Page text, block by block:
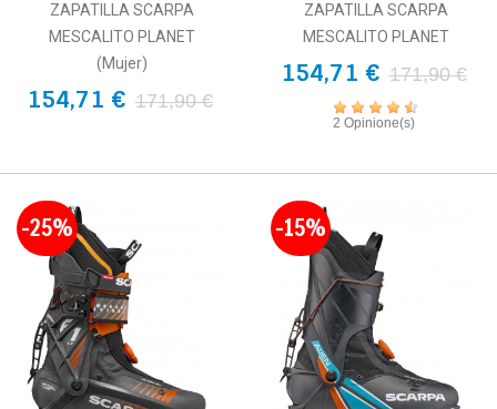
ZAPATILLA SCARPA
MESCALITO PLANET
(Mujer)
154,71 € 171,90 €
ZAPATILLA SCARPA
MESCALITO PLANET
154,71 € 171,90 €
2 Opinione(s)
-25% -15%